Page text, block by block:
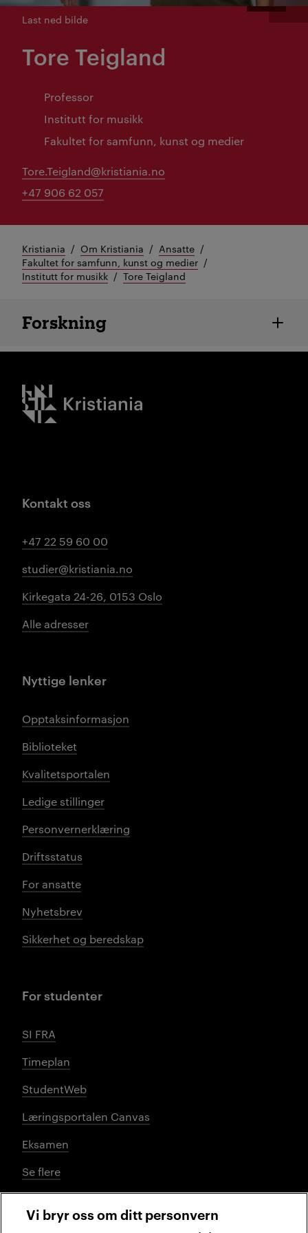
Last ned bilde
Tore Teigland
Professor
Institutt for musikk
Fakultet for samfunn, kunst og medier
Tore.Teigland@kristiania.no
+47 906 62 057
Kristiania Om Kristiania
Ansatte
Fakultet for samfunn, kunst og medier
Institutt for musikk
Tore Teigland
Ansatte detaljer
Forskning
Kristiania logo
Kontakt oss
+47 22 59 60 00
studier@kristiania.no
Kirkegata 24-26, 0153 Oslo
Alle adresser
Nyttige lenker
Opptaksinformasjon
Biblioteket
Kvalitetsportalen
Ledige stillinger
Personvernerklæring
Driftsstatus
For ansatte
Nyhetsbrev
Sikkerhet og beredskap
For studenter
SI FRA
Timeplan
StudentWeb
Læringsportalen Canvas
Eksamen
Se flere
Sosiale medier
Vi bryr oss om ditt personvern